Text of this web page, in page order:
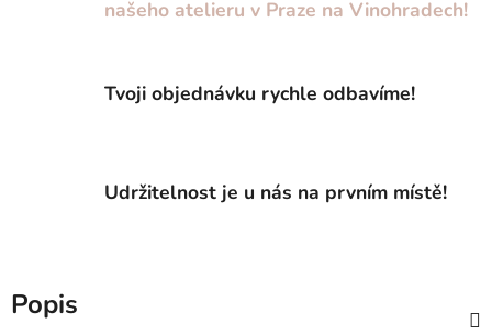
našeho atelieru v Praze na Vinohradech!
Tvoji objednávku rychle odbavíme!
Udržitelnost je u nás na prvním místě!
Popis